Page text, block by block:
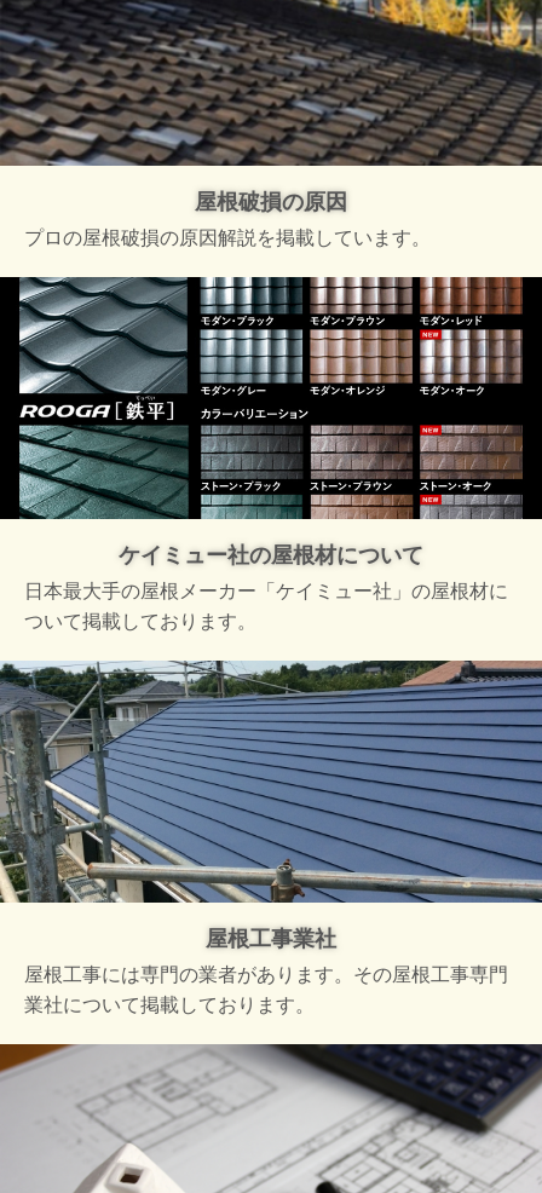
屋根破損の原因
プロの屋根破損の原因解説を掲載しています。
ケイミュー社の屋根材について
日本最大手の屋根メーカー「ケイミュー社」の屋根材に
ついて掲載しております。
屋根工事業社
屋根工事には専門の業者があります。その屋根工事専門
業社について掲載しております。